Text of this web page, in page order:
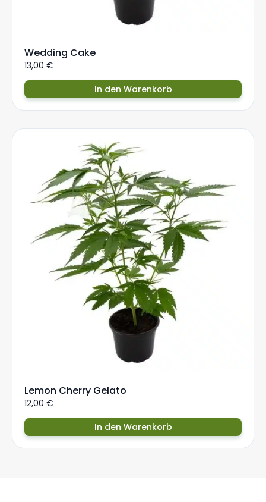
Wedding Cake
13,00 €
In den Warenkorb
Lemon Cherry Gelato
12,00 €
In den Warenkorb